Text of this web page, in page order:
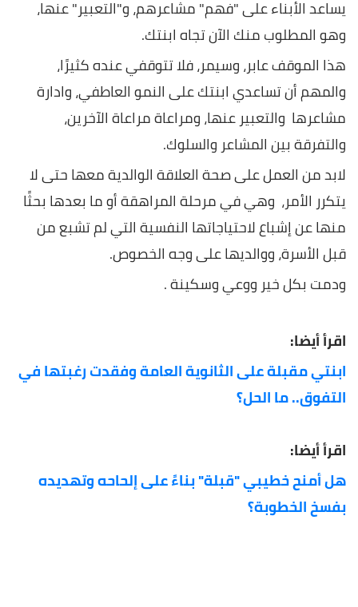
يساعد الأبناء على "فهم" مشاعرهم، و"التعبير" عنها،
وهو المطلوب منك الآن تجاه ابنتك.
هذا الموقف عابر، وسيمر، فلا تتوقفي عنده كثيرًا،
والمهم أن تساعدي ابنتك على النمو العاطفي، وادارة
مشاعرها والتعبير عنها، ومراعاة مراعاة الآخرين،
والتفرقة بين المشاعر والسلوك.
لابد من العمل على صحة العلاقة الوالدية معها حتى لا
يتكرر الأمر، وهي في مرحلة المراهقة أو ما بعدها بحثًا
منها عن إشباع لاحتياجاتها النفسية التي لم تشبع من
قبل الأسرة، ووالديها على وجه الخصوص.
ودمت بكل خير ووعي وسكينة .
اقرأ أيضا:
ابنتي مقبلة على الثانوية العامة وفقدت رغبتها في
التفوق.. ما الحل؟
اقرأ أيضا:
هل أمنح خطيبي "قبلة" بناءً على إلحاحه وتهديده
بفسخ الخطوبة؟